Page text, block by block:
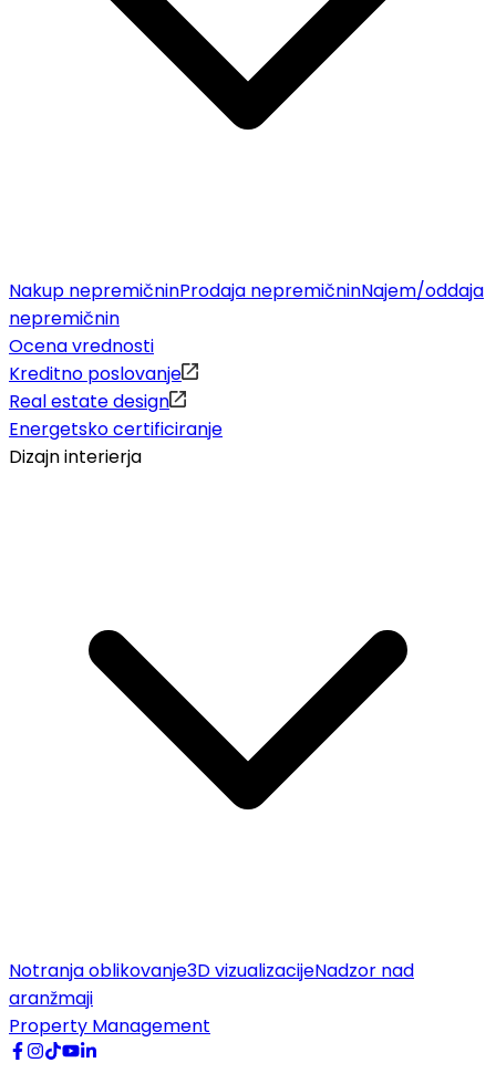
Nakup nepremičninProdaja nepremičninNajem/oddaja
nepremičnin
Ocena vrednosti
Kreditno poslovanje
Real estate design
Energetsko certificiranje
Dizajn interierja
Notranja oblikovanje3D vizualizacijeNadzor nad
aranžmaji
Property Management